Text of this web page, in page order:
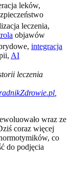
leków,
leczenia,
objawów
integracja
AI
leczenia
wraz ze
coraz więcej
co
do podjęcia